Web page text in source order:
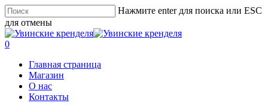
Skip
to
main
content
Нажмите enter для поиска или ESC
для отмены
Close
Search
account
0
Главная страница
Магазин
О нас
Контакты